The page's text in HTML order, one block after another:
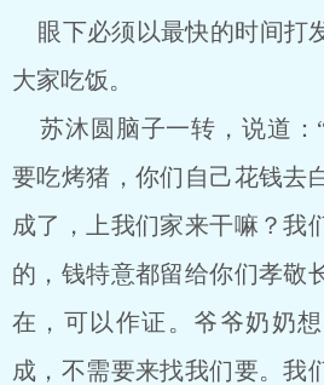
眼下必须以最快的时间打
大家吃饭。
苏沐圆脑子一转，说道：
要吃烤猪，你们自己花钱去
成了，上我们家来干嘛？我
的，钱特意都留给你们孝敬
在，可以作证。爷爷奶奶
成，不需要来找我们要。我